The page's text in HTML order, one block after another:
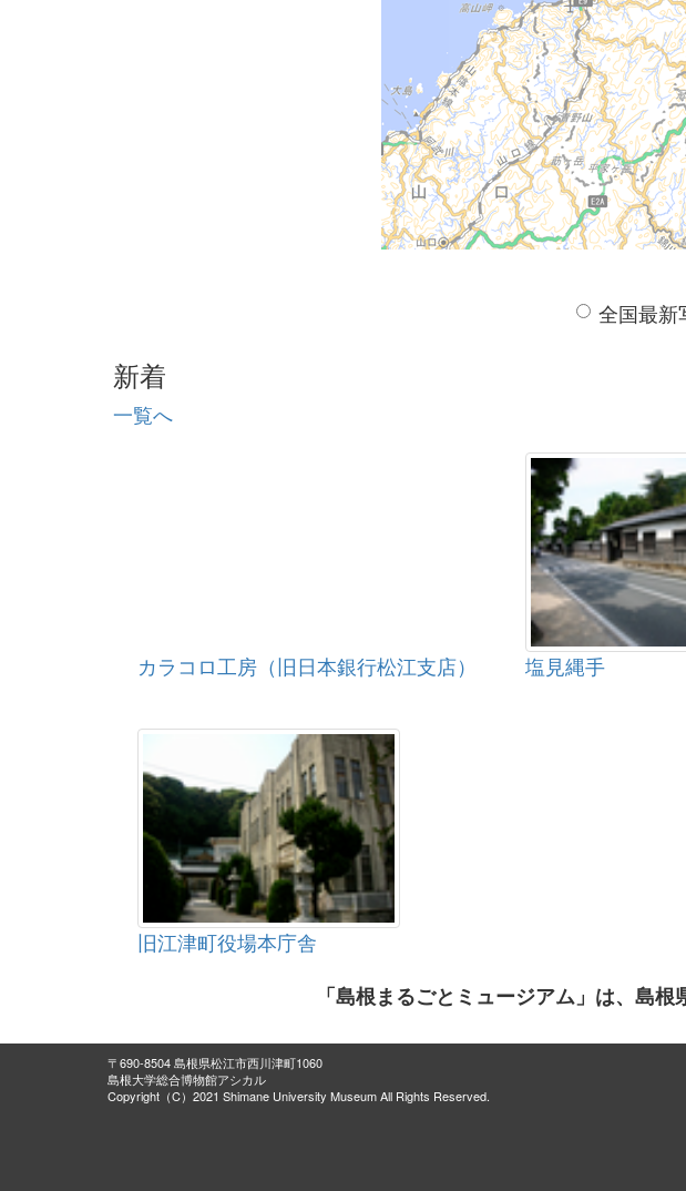
全国最新
新着
一覧へ
カラコロ工房（旧日本銀行松江支店） 塩見縄手
旧江津町役場本庁舎
「島根まるごとミュージアム」は、島
〒690-8504 島根県松江市西川津町1060
島根大学総合博物館アシカル
Copyright（C）2021 Shimane University Museum All Rights Reserved.